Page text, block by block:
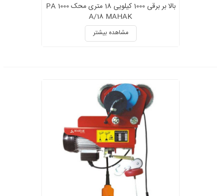
بالا بر برقی 1000 کیلویی 18 متری محک PA 1000
A/18 MAHAK
مشاهده بیشتر